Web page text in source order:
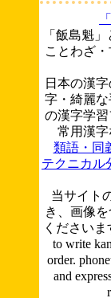
「飯島魁
ことわざ
日本の漢
字・綺麗
の漢字学
常用漢
類語・同
テクニカル
当サイト
き、画像
ください
to write
order.
and